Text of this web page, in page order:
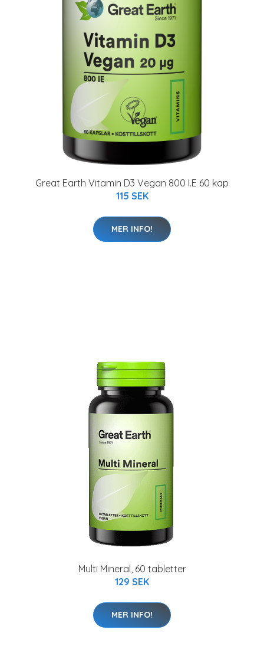
Great Earth Vitamin D3 Vegan 800 I.E 60 kap
115 SEK
MER INFO!
Multi Mineral, 60 tabletter
129 SEK
MER INFO!